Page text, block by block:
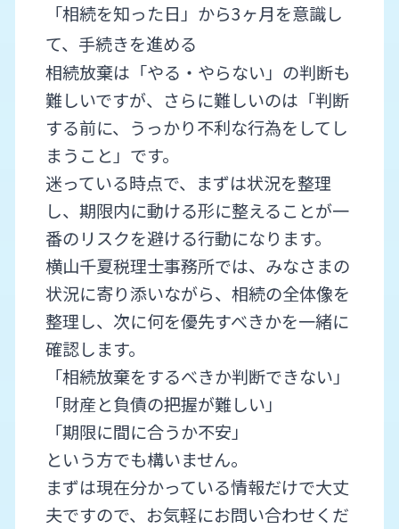
「相続を知った日」から3ヶ月を意識し
て、手続きを進める
相続放棄は「やる・やらない」の判断も
難しいですが、さらに難しいのは「判断
する前に、うっかり不利な行為をしてし
まうこと」です。
迷っている時点で、まずは状況を整理
し、期限内に動ける形に整えることが一
番のリスクを避ける行動になります。
横山千夏税理士事務所では、みなさまの
状況に寄り添いながら、相続の全体像を
整理し、次に何を優先すべきかを一緒に
確認します。
「相続放棄をするべきか判断できない」
「財産と負債の把握が難しい」
「期限に間に合うか不安」
という方でも構いません。
まずは現在分かっている情報だけで大丈
夫ですので、お気軽にお問い合わせくだ